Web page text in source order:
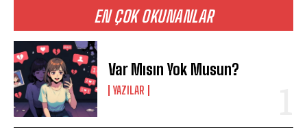
EN ÇOK OKUNANLAR
Var Mısın Yok Musun?
YAZILAR